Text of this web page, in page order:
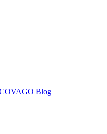
COVAGO Blog